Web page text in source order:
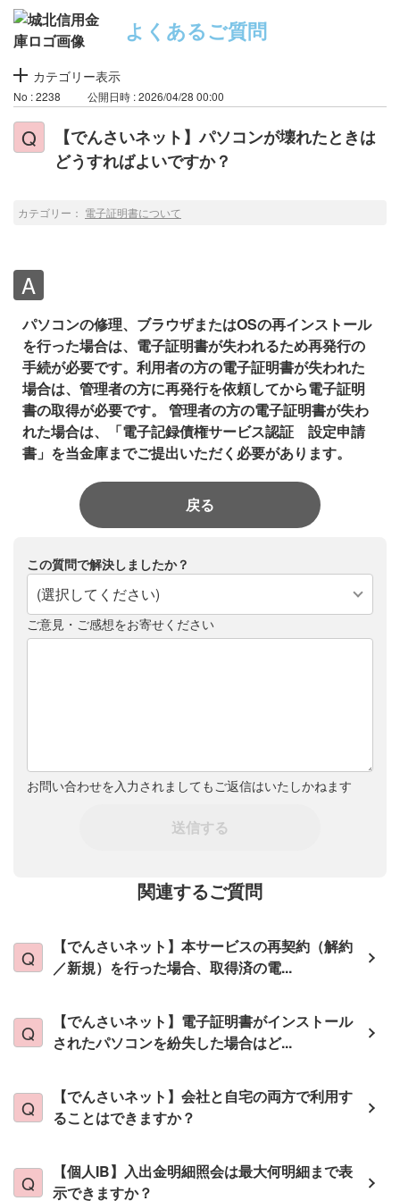
よくあるご質問
カテゴリー表示
No : 2238 公開日時 : 2026/04/28 00:00
【でんさいネット】パソコンが壊れたときは
どうすればよいですか？
カテゴリー： 電子証明書について
パソコンの修理、ブラウザまたはOSの再インストール
を行った場合は、電子証明書が失われるため再発行の
手続が必要です。利用者の方の電子証明書が失われた
場合は、管理者の方に再発行を依頼してから電子証明
書の取得が必要です。
管理者の方の電子証明書が失わ
れた場合は、「電子記録債権サービス認証 設定申請
書」を当金庫までご提出いただく必要があります。
戻る
この質問で解決しましたか？
(選択してください)
ご意見・ご感想をお寄せください
お問い合わせを入力されましてもご返信はいたしかねます
送信する
関連するご質問
【でんさいネット】本サービスの再契約（解約
／新規）を行った場合、取得済の電...
【でんさいネット】電子証明書がインストール
されたパソコンを紛失した場合はど...
【でんさいネット】会社と自宅の両方で利用す
ることはできますか？
【個人IB】入出金明細照会は最大何明細まで表
示できますか？